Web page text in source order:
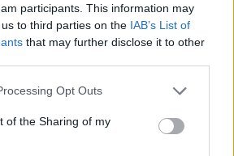
participants. This information may
to third parties on the IAB’s List of
that may further disclose it to other
Opt Outs
of the Sharing of my